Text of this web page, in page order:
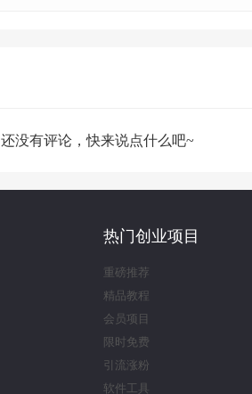
还没有评论，快来说点什么吧~
热门创业项目
重磅推荐
精品教程
会员项目
限时免费
引流涨粉
软件工具